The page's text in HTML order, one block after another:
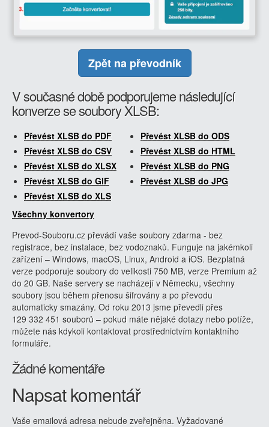
Zpět na převodník
V současné době podporujeme následující
konverze se soubory XLSB:
Převést XLSB do PDF
Převést XLSB do ODS
Převést XLSB do CSV
Převést XLSB do HTML
Převést XLSB do XLSX
Převést XLSB do PNG
Převést XLSB do GIF
Převést XLSB do JPG
Převést XLSB do XLS
Všechny konvertory
Prevod-Souboru.cz převádí vaše soubory zdarma - bez
registrace, bez instalace, bez vodoznaků. Funguje na jakémkoli
zařízení – Windows, macOS, Linux, Android a iOS. Bezplatná
verze podporuje soubory do velikosti 750 MB, verze Premium až
do 20 GB. Naše servery se nacházejí v Německu, všechny
soubory jsou během přenosu šifrovány a po převodu
automaticky smazány. Od roku 2013 jsme převedli přes
129 332 451 souborů – pokud máte nějaké dotazy nebo potíže,
můžete nás kdykoli kontaktovat prostřednictvím kontaktního
formuláře.
Žádné komentáře
Napsat komentář
Vaše emailová adresa nebude zveřejněna. Vyžadované